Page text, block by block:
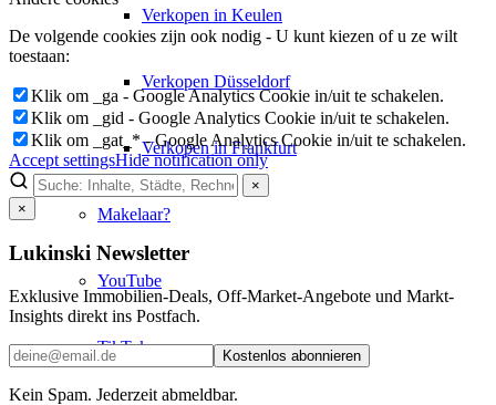
Verkopen in Keulen
Verkopen Düsseldorf
Verkopen in Frankfurt
Makelaar?
YouTube
TikTok
De volgende cookies zijn ook nodig - U kunt kiezen of u ze wilt
toestaan:
Klik om _ga - Google Analytics Cookie in/uit te schakelen.
Klik om _gid - Google Analytics Cookie in/uit te schakelen.
Klik om _gat_* - Google Analytics Cookie in/uit te schakelen.
Accept settingsHide notification only
×
×
Lukinski Newsletter
Exklusive Immobilien-Deals, Off-Market-Angebote und Markt-
Insights direkt ins Postfach.
Kostenlos abonnieren
Kein Spam. Jederzeit abmeldbar.